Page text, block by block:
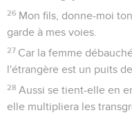
26 Mon fils, donne-moi
garde à mes voies.
27 Car la femme
l'étrangère est un puits
28 Aussi se tient-elle en
elle multipliera les